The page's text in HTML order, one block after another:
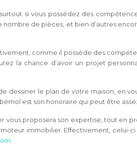
, surtout si vous possédez des
de pièces, et bien d’autres
comme il possède des
la chance d’avoir un projet
dessiner le plan de votre maison, en
est son honoraire qui peut être
vous proposera son expertise, tout
immobilier. Effectivement, celui-